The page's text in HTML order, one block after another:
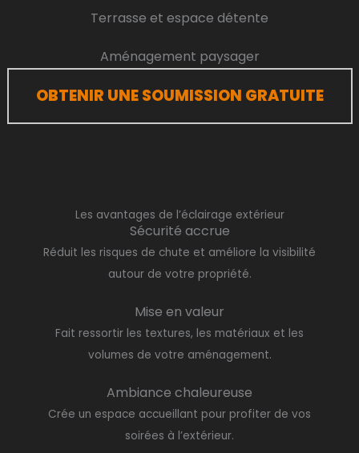
Terrasse et espace détente
Aménagement paysager
OBTENIR UNE SOUMISSION GRATUITE
Les avantages de l’éclairage extérieur
Sécurité accrue
Réduit les risques de chute et améliore la visibilité
autour de votre propriété.
Mise en valeur
Fait ressortir les textures, les matériaux et les
volumes de votre aménagement.
Ambiance chaleureuse
Crée un espace accueillant pour profiter de vos
soirées à l’extérieur.